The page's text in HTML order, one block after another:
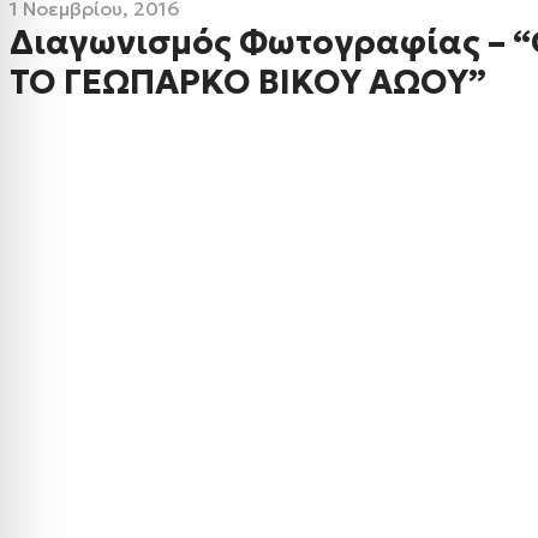
1 Νοεμβρίου, 2016
Διαγωνισμός Φωτογραφίας –
ΤΟ ΓΕΩΠΑΡΚΟ ΒΙΚΟΥ ΑΩΟΥ”